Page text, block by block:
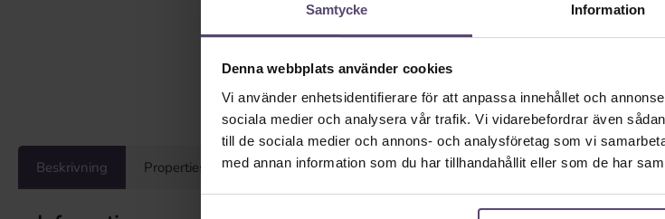
Samtycke Information
Denna webbplats använder cookies
Vi använder enhetsidentifierare för att anpassa innehållet och
sociala medier och analysera vår trafik. Vi vidarebefordrar även
till de sociala medier och annons- och analysföretag som vi
med annan information som du har tillhandahållit eller som de har
Beskrivning Properties Recensioner